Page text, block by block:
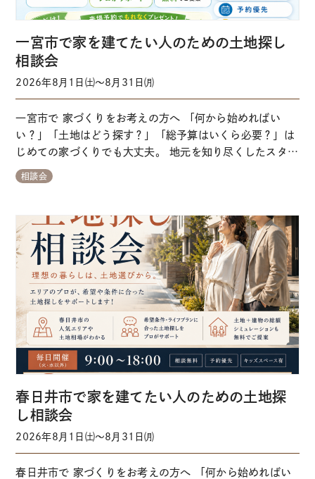
一宮市で家を建てたい人のための土地探し
相談会
2026年8月1日㈯～8月31日㈪
一宮市で 家づくりをお考えの方へ 「何から始めればい
い？」「土地はどう探す？」「総予算はいくら必要？」は
じめての家づくりでも大丈夫。 地元を知り尽くしたスタッ
フが一から丁寧にサポートします。 来場予約はこちらから
※事前にご予約いただくとスムーズにご案内できます ※当
ンス①→②にお掛けください】↑タップで…
相談会
春日井市で家を建てたい人のための土地探
し相談会
2026年8月1日㈯～8月31日㈪
春日井市で 家づくりをお考えの方へ 「何から始めればい